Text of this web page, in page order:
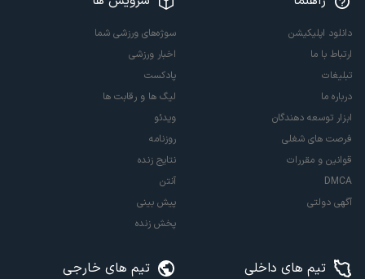
دانلود اپلیکیشن
ارتباط با ما
تبلیغات
درباره ما
ابزار توسعه دهندگان
فرصت های شغلی
قوانین و مقررات
DMCA
آگهی دولتی
سوژه‌های ورزشی شما
اخبار ورزشی
پادکست
لیگ ها و رقابت ها
ویدئو
روزنامه
نتایج زنده
آنتن
پیش بینی
پخش زنده
تیم های داخلی تیم های خارجی